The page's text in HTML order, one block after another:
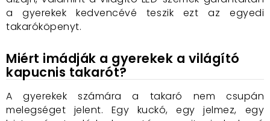
a gyerekek kedvencévé teszik ezt az egyedi
takaróköpenyt.
Miért imádják a gyerekek a világító
kapucnis takarót?
A gyerekek számára a takaró nem csupán
melegséget jelent. Egy kuckó, egy jelmez, egy